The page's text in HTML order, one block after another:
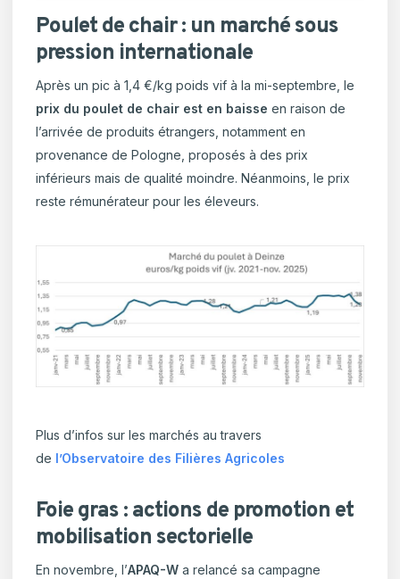
Poulet de chair : un marché sous
pression internationale
Après un pic à 1,4 €/kg poids vif à la mi-septembre, le
prix du poulet de chair est en baisse en raison de
l’arrivée de produits étrangers, notamment en
provenance de Pologne, proposés à des prix
inférieurs mais de qualité moindre. Néanmoins, le prix
reste rémunérateur pour les éleveurs.
Plus d’infos sur les marchés au travers
de l’Observatoire des Filières Agricoles
Foie gras : actions de promotion et
mobilisation sectorielle
En novembre, l’APAQ-W a relancé sa campagne